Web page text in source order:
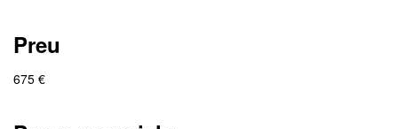
Preu
675 €